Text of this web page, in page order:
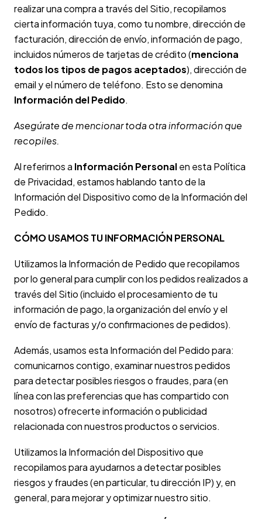
realizar una compra a través del Sitio, recopilamos
cierta información tuya, como tu nombre, dirección de
facturación, dirección de envío, información de pago,
incluidos números de tarjetas de crédito (menciona
todos los tipos de pagos aceptados), dirección de
email y el número de teléfono. Esto se denomina
Información del Pedido.
Asegúrate de mencionar toda otra información que
recopiles.
Al referirnos a Información Personalen esta Política
de Privacidad, estamos hablando tanto de la
Información del Dispositivo como de la Información del
Pedido.
CÓMO USAMOS TU INFORMACIÓN PERSONAL
Utilizamos la Información de Pedido que recopilamos
por lo general para cumplir con los pedidos realizados a
través del Sitio (incluido el procesamiento de tu
información de pago, la organización del envío y el
envío de facturas y/o confirmaciones de pedidos).
Además, usamos esta Información del Pedido para:
comunicarnos contigo, examinar nuestros pedidos
para detectar posibles riesgos o fraudes, para (en
línea con las preferencias que has compartido con
nosotros) ofrecerte información o publicidad
relacionada con nuestros productos o servicios.
Utilizamos la Información del Dispositivo que
recopilamos para ayudarnos a detectar posibles
riesgos y fraudes (en particular, tu dirección IP) y, en
general, para mejorar y optimizar nuestro sitio.